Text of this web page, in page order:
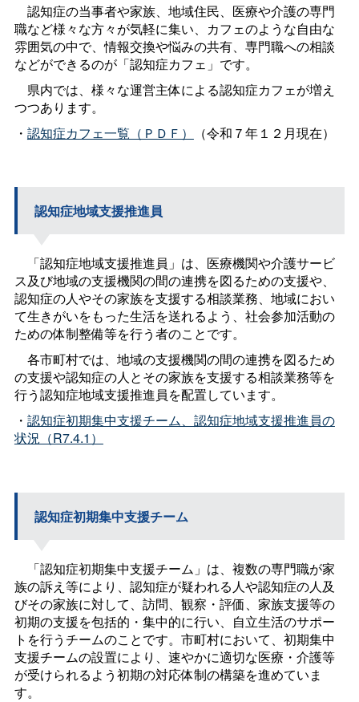
認知症の当事者や家族、地域住民、医療や介護の専門
職など様々な方々が気軽に集い、カフェのような自由な
雰囲気の中で、情報交換や悩みの共有、専門職への相談
などができるのが「認知症カフェ」です。
県内では、様々な運営主体による認知症カフェが増え
つつあります。
・ 認知症カフェ一覧（ＰＤＦ） （令和７年１２月現在）
認知症地域支援推進員
「認知症地域支援推進員」は、医療機関や介護サービ
ス及び地域の支援機関の間の連携を図るための支援や、
認知症の人やその家族を支援する相談業務、地域におい
て生きがいをもった生活を送れるよう、社会参加活動の
ための体制整備等を行う者のことです。
各市町村では、地域の支援機関の間の連携を図るため
の支援や認知症の人とその家族を支援する相談業務等を
行う認知症地域支援推進員を配置しています。
・ 認知症初期集中支援チーム、認知症地域支援推進員の
状況（R7.4.1）
認知症初期集中支援チーム
「認知症初期集中支援チーム」は、複数の専門職が家
族の訴え等により、認知症が疑われる人や認知症の人及
びその家族に対して、訪問、観察・評価、家族支援等の
初期の支援を包括的・集中的に行い、自立生活のサポー
トを行うチームのことです。市町村において、初期集中
支援チームの設置により、速やかに適切な医療・介護等
が受けられるよう初期の対応体制の構築を進めていま
す。